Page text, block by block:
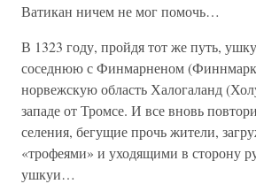
Ватикан ничем не мог помочь…
В 1323 году, пройдя тот же путь,
соседнюю с Финмарненом
норвежскую область Халогаланд
западе от Тромсе. И все вновь
селения, бегущие прочь жители,
«трофеями» и уходящими в сторону
ушкуи…